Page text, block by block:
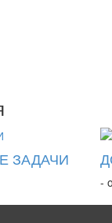
ЗАДАЧИ
-